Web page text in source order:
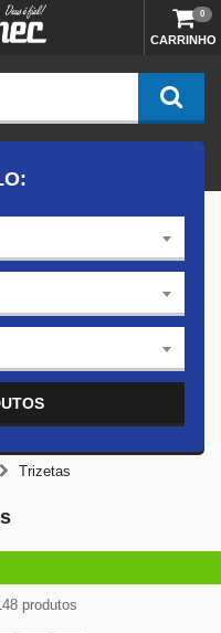
CARRINHO
0
Trizetas
produtos